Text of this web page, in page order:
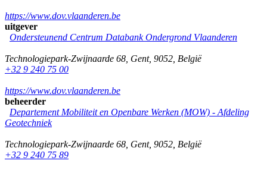
https://www.dov.vlaanderen.be
uitgever
Ondersteunend Centrum Databank Ondergrond Vlaanderen
Technologiepark-Zwijnaarde 68 Gent, 9052 België
+32 9 240 75 00
https://www.dov.vlaanderen.be
beheerder
Departement Mobiliteit en Openbare Werken (MOW) - Afdeling
Geotechniek
Technologiepark-Zwijnaarde 68 Gent, 9052 België
+32 9 240 75 89